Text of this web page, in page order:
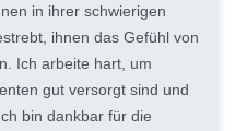
in ihrer schwierigen
ihnen das Gefühl von
Ich arbeite hart, um
gut versorgt sind und
bin dankbar für die